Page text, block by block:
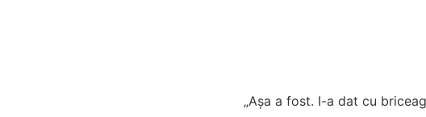
„Așa a fost. I-a dat cu